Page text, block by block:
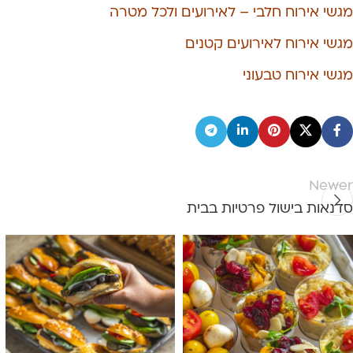
מגשי אירוח חלבי – לאירועים ולכל מטרה
מגשי אירוח לאירועים קטנים
מגשי אירוח טבעוני
Newer
סדנאות בישול פרטיות בבית